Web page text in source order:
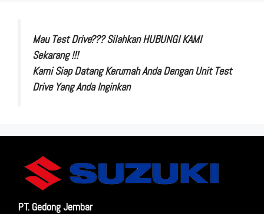
Mau Test Drive??? Silahkan HUBUNGI KAMI
Sekarang !!!
Kami Siap Datang Kerumah Anda Dengan Unit Test
Drive Yang Anda Inginkan
PT. Gedong Jembar